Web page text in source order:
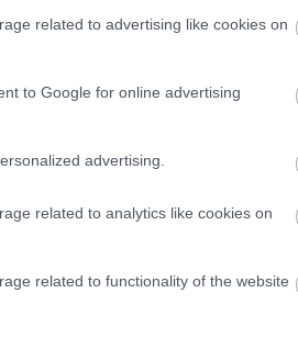
related to advertising like cookies on
to Google for online advertising
advertising.
related to analytics like cookies on
related to functionality of the website
με την Ιρλανδία
Επιτροπή με την
ανάμεσα στην
πως
της του
πως
πολέμου και